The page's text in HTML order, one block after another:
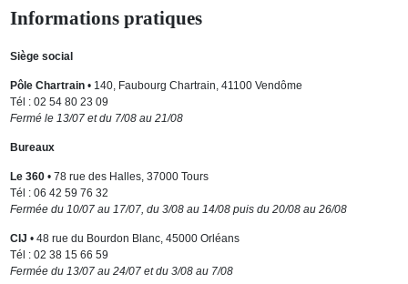
Informations pratiques
Siège social
Pôle Chartrain• 140, Faubourg Chartrain, 41100 Vendôme
Tél : 02 54 80 23 09
Fermé le 13/07 et du 7/08 au 21/08
Bureaux
Le 360• 78 rue des Halles, 37000 Tours
Tél : 06 42 59 76 32
Fermée du 10/07 au 17/07, du 3/08 au 14/08 puis du 20/08 au 26/08
CIJ • 48 rue du Bourdon Blanc, 45000 Orléans
Tél : 02 38 15 66 59
Fermée du 13/07 au 24/07 et du 3/08 au 7/08